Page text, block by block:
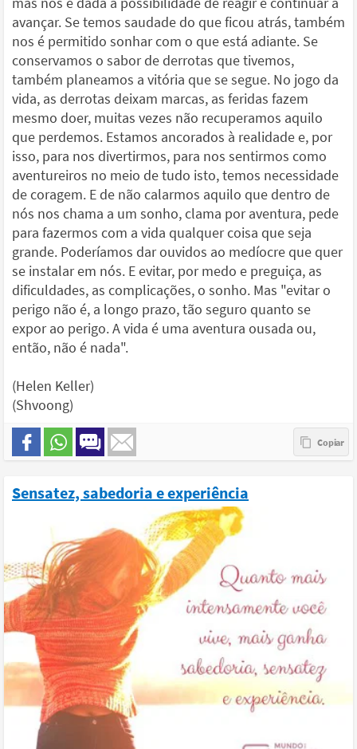
avançar. Se temos saudade do que ficou atrás, também
nos é permitido sonhar com o que está adiante. Se
conservamos o sabor de derrotas que tivemos,
também planeamos a vitória que se segue. No jogo da
vida, as derrotas deixam marcas, as feridas fazem
mesmo doer, muitas vezes não recuperamos aquilo
que perdemos. Estamos ancorados à realidade e, por
isso, para nos divertirmos, para nos sentirmos como
aventureiros no meio de tudo isto, temos necessidade
de coragem. E de não calarmos aquilo que dentro de
nós nos chama a um sonho, clama por aventura, pede
para fazermos com a vida qualquer coisa que seja
grande. Poderíamos dar ouvidos ao medíocre que quer
se instalar em nós. E evitar, por medo e preguiça, as
dificuldades, as complicações, o sonho. Mas "evitar o
perigo não é, a longo prazo, tão seguro quanto se
expor ao perigo. A vida é uma aventura ousada ou,
então, não é nada".
(Helen Keller)
(Shvoong)
Sensatez, sabedoria e experiência